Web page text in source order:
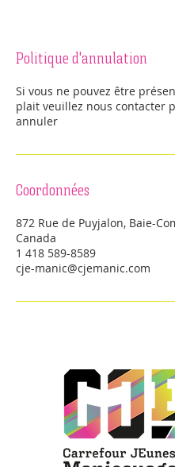
Politique d'annulation
Si vous ne pouvez être
plait veuillez nous contacter
annuler
Coordonnées
872 Rue de Puyjalon, Baie-
Canada
1 418 589-8589
cje-manic@cjemanic.com